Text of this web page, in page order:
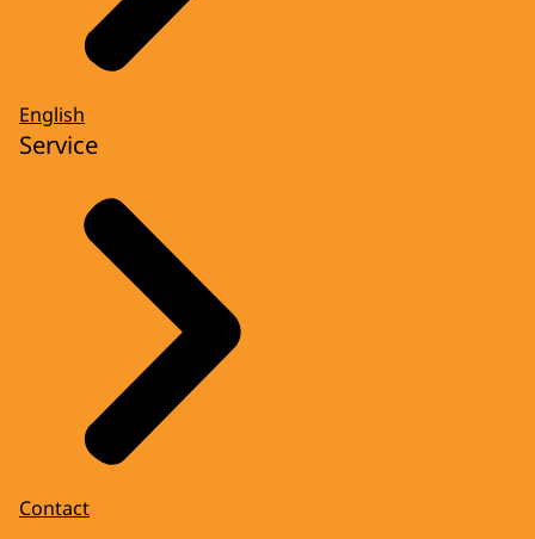
English
Service
Contact